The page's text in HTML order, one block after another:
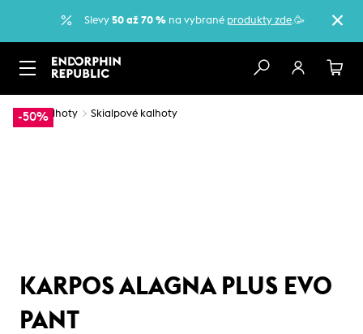
Slevy 50 až 70 % na vybrané produkty zde.🥳
-50%
… Kalhoty Skialpové kalhoty
KARPOS ALAGNA PLUS EVO
PANT